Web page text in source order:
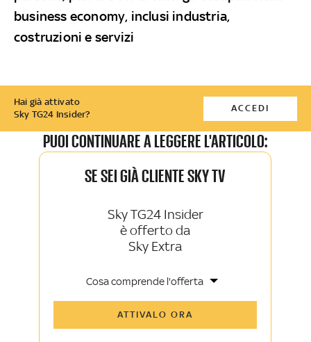
business economy, inclusi industria,
costruzioni e servizi
Hai già attivato
Sky TG24 Insider?
ACCEDI
PUOI CONTINUARE A LEGGERE L'ARTICOLO:
SE SEI GIÀ CLIENTE SKY TV
Sky TG24 Insider
è offerto da
Sky Extra
Cosa comprende l'offerta
Sky Sport Insider
ATTIVALO ORA